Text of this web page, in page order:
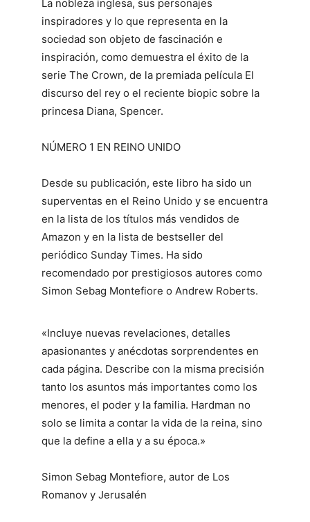
La nobleza inglesa, sus personajes
inspiradores y lo que representa en la
sociedad son objeto de fascinación e
inspiración, como demuestra el éxito de la
serie The Crown, de la premiada película El
discurso del rey o el reciente biopic sobre la
princesa Diana, Spencer.
NÚMERO 1 EN REINO UNIDO
Desde su publicación, este libro ha sido un
superventas en el Reino Unido y se encuentra
en la lista de los títulos más vendidos de
Amazon y en la lista de bestseller del
periódico Sunday Times. Ha sido
recomendado por prestigiosos autores como
Simon Sebag Montefiore o Andrew Roberts.
«Incluye nuevas revelaciones, detalles
apasionantes y anécdotas sorprendentes en
cada página. Describe con la misma precisión
tanto los asuntos más importantes como los
menores, el poder y la familia. Hardman no
solo se limita a contar la vida de la reina, sino
que la define a ella y a su época.»
Simon Sebag Montefiore, autor de Los
Romanov y Jerusalén